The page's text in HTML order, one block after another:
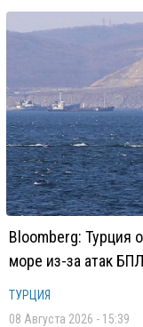
Bloomberg: Турция
море из-за атак
ТУРЦИЯ
08 Августа 2026 - 15:39